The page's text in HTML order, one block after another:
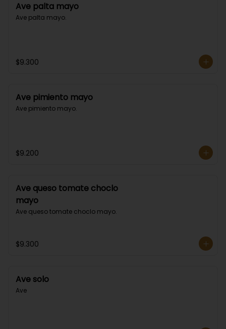
Ave palta mayo
Ave palta mayo.
$9.300
Ave pimiento mayo
Ave pimiento mayo.
$9.200
Ave queso tomate choclo
mayo
Ave queso tomate choclo mayo.
$9.300
Ave solo
Ave